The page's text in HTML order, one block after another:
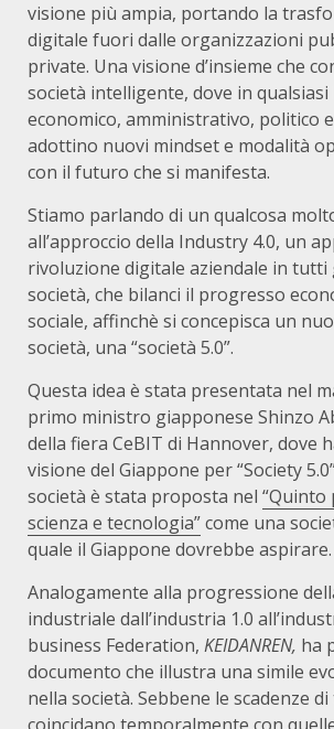
visione più ampia, portando la
digitale fuori dalle organizzazioni
private. Una visione d’insieme che
società intelligente, dove in qualsiasi
economico, amministrativo, politico
adottino nuovi mindset e modalità
con il futuro che si manifesta.
Stiamo parlando di un qualcosa
all’approccio della Industry 4.0, un
rivoluzione digitale aziendale in tutti
società, che bilanci il progresso
sociale, affinchè si concepisca un
società, una “società 5.0”.
Questa idea è stata presentata nel
primo ministro giapponese Shinzo
della fiera CeBIT di Hannover, dove
visione del Giappone per “Society
società è stata proposta nel “Quinto
scienza e tecnologia”come una
quale il Giappone dovrebbe aspirare.
Analogamente alla progressione
industriale dall’industria 1.0
business Federation, KEIDANREN, ha
documento che illustra una simile
nella società. Sebbene le scadenze